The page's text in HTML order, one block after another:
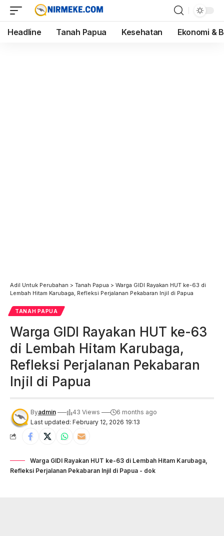
Headline Tanah Papua Kesehatan Ekonomi &
Adil Untuk Perubahan > Tanah Papua > Warga GIDI Rayakan HUT ke-63 di
Lembah Hitam Karubaga, Refleksi Perjalanan Pekabaran Injil di Papua
TANAH PAPUA
Warga GIDI Rayakan HUT ke-63
di Lembah Hitam Karubaga,
Refleksi Perjalanan Pekabaran
Injil di Papua
Last updated: February 12, 2026 19:13
Byadmin 43 Views 6 months ago
Warga GIDI Rayakan HUT ke-63 di Lembah Hitam Karubaga,
Refleksi Perjalanan Pekabaran Injil di Papua - dok